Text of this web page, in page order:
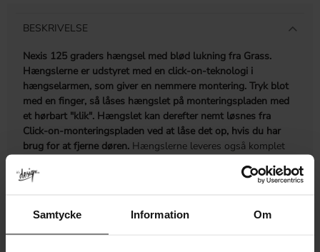
Samtycke Information Om
BESKRIVELSE
Nexis 125 graders hængsel med blød lukning fra Grass.
Hængslerne er udstyret med en click-on-teknologi i
hængselarmen, som giver en nemmere montering. Tryk blot
med en finger, så låses hængslet på monteringspladen med
et hørbart "klik". Hængslet kan derefter nemt løsnes fra
Click-on-monteringspladen ved at låse det op, hvis du har
brug for at fjerne døren. Hængslerne leveres også komplet
uden ekstra borehuller i døren eller i skabet.
Optimal åbning for skabe med op til 19 mm tykke